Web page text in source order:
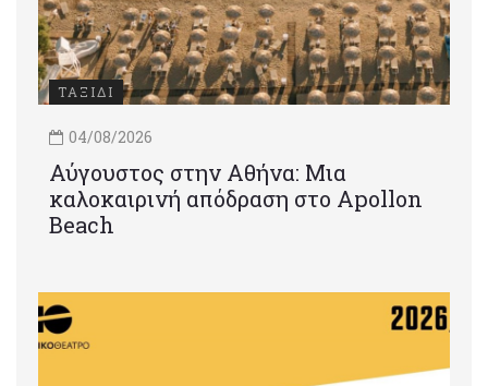
ΤΑΞΙΔΙ
04/08/2026
Αύγουστος στην Αθήνα: Μια
καλοκαιρινή απόδραση στο Apollon
Beach